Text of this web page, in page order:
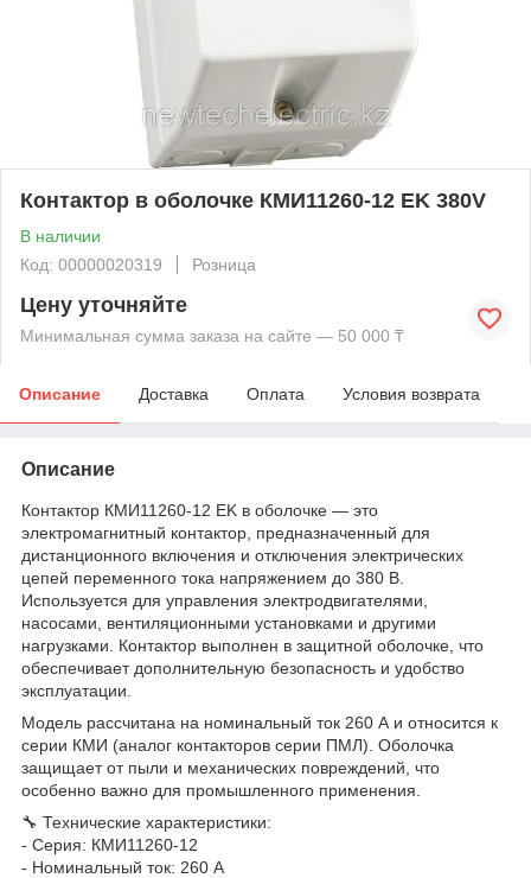
Контактор в оболочке КМИ11260-12 EK 380V
В наличии
Код: 00000020319
Розница
Цену уточняйте
Минимальная сумма заказа на сайте — 50 000 ₸
Описание Доставка Оплата Условия возврата
Описание
Контактор КМИ11260-12 EK в оболочке — это
электромагнитный контактор, предназначенный для
дистанционного включения и отключения электрических
цепей переменного тока напряжением до 380 В.
Используется для управления электродвигателями,
насосами, вентиляционными установками и другими
нагрузками. Контактор выполнен в защитной оболочке, что
обеспечивает дополнительную безопасность и удобство
эксплуатации.
Модель рассчитана на номинальный ток 260 А и относится к
серии КМИ (аналог контакторов серии ПМЛ). Оболочка
защищает от пыли и механических повреждений, что
особенно важно для промышленного применения.
🔧 Технические характеристики:
- Серия: КМИ11260-12
- Номинальный ток: 260 А